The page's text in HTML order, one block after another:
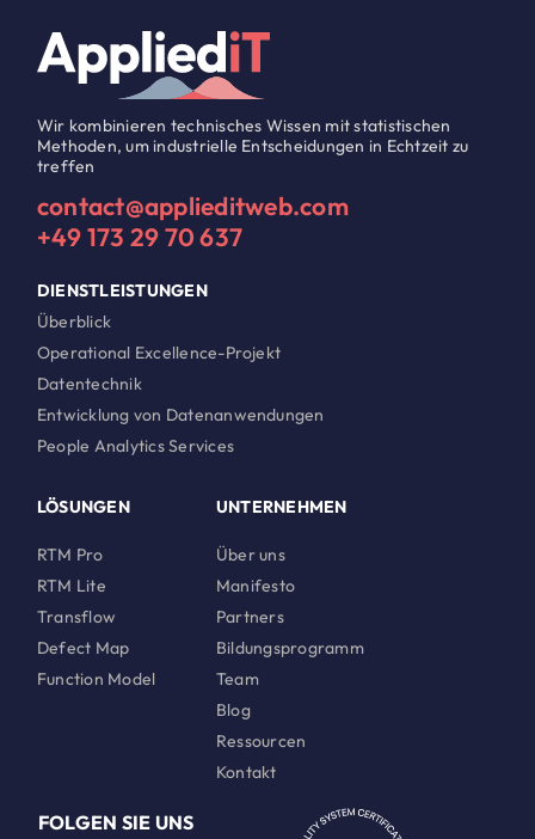
Wir kombinieren technisches Wissen mit statistischen
Methoden, um industrielle Entscheidungen in Echtzeit zu
treffen
contact@applieditweb.com
+49 173 29 70 637
DIENSTLEISTUNGEN
Überblick
Operational Excellence-Projekt
Datentechnik
Entwicklung von Datenanwendungen
People Analytics Services
LÖSUNGEN
RTM Pro
RTM Lite
Transflow
Defect Map
Function Model
UNTERNEHMEN
Über uns
Manifesto
Partners
Bildungsprogramm
Team
Blog
Ressourcen
Kontakt
FOLGEN SIE UNS